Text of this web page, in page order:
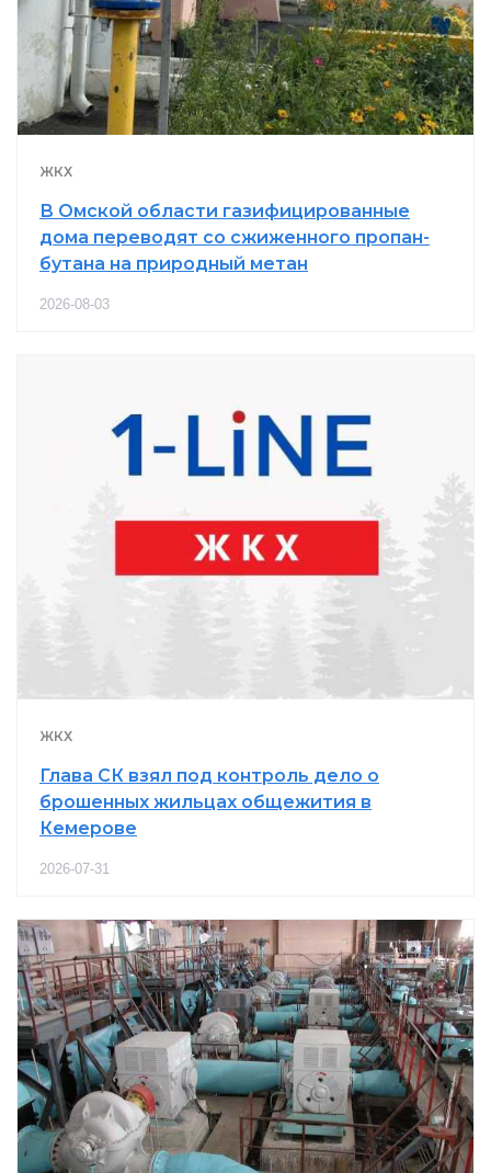
ЖКХ
В Омской области газифицированные
дома переводят со сжиженного пропан-
бутана на природный метан
2026-08-03
ЖКХ
Глава СК взял под контроль дело о
брошенных жильцах общежития в
Кемерове
2026-07-31